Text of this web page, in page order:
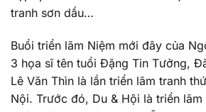
tranh sơn dầu…
Buổi triển lãm Niệm mới đây của
3 họa sĩ tên tuổi Đặng Tin Tưởng,
Lê Văn Thìn là lần triển lãm tranh
Nội. Trước đó, Du & Hội là triển